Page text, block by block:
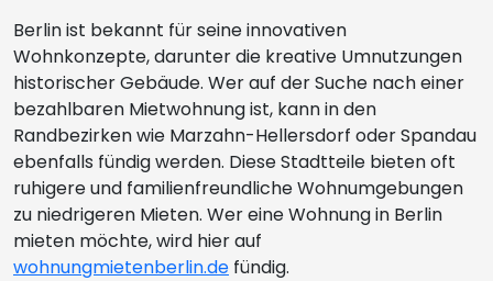
Berlin ist bekannt für seine innovativen
Wohnkonzepte, darunter die kreative Umnutzungen
historischer Gebäude. Wer auf der Suche nach einer
bezahlbaren Mietwohnung ist, kann in den
Randbezirken wie Marzahn-Hellersdorf oder Spandau
ebenfalls fündig werden. Diese Stadtteile bieten oft
ruhigere und familienfreundliche Wohnumgebungen
zu niedrigeren Mieten. Wer eine Wohnung in Berlin
mieten möchte, wird hier auf
wohnungmietenberlin.de fündig.